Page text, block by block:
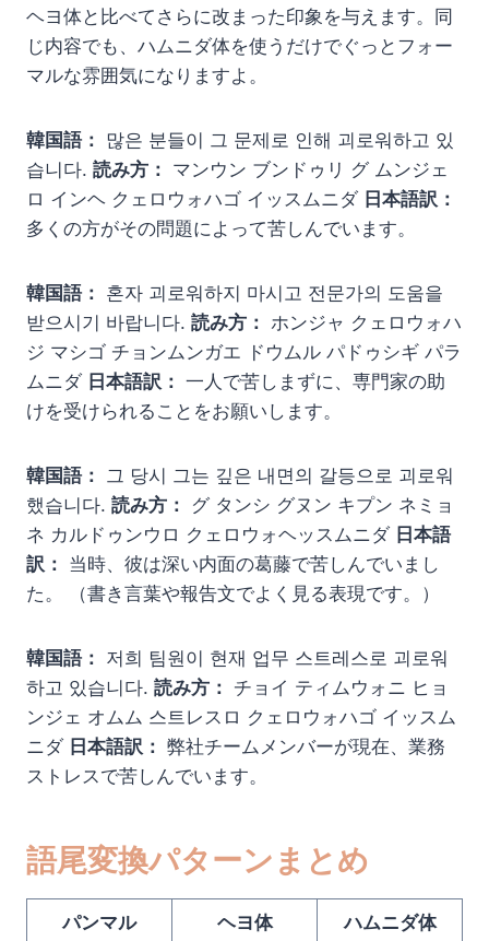
ヘヨ体と比べてさらに改まった印象を与えます。同
じ内容でも、ハムニダ体を使うだけでぐっとフォー
マルな雰囲気になりますよ。
韓国語： 많은 분들이 그 문제로 인해 괴로워하고 있
습니다. 読み方： マンウン ブンドゥリ グ ムンジェ
ロ インヘ クェロウォハゴ イッスムニダ 日本語訳：
多くの方がその問題によって苦しんでいます。
韓国語： 혼자 괴로워하지 마시고 전문가의 도움을
받으시기 바랍니다. 読み方： ホンジャ クェロウォハ
ジ マシゴ チョンムンガエ ドウムル パドゥシギ パラ
ムニダ 日本語訳： 一人で苦しまずに、専門家の助
けを受けられることをお願いします。
韓国語： 그 당시 그는 깊은 내면의 갈등으로 괴로워
했습니다. 読み方：
グ タンシ グヌン キプン ネミョ
ネ カルドゥンウロ クェロウォヘッスムニダ 日本語
訳： 当時、彼は深い内面の葛藤で苦しんでいまし
た。 （書き言葉や報告文でよく見る表現です。）
韓国語： 저희 팀원이 현재 업무 스트레스로 괴로워
하고 있습니다. 読み方： チョイ ティムウォニ ヒョ
ンジェ オムム 스트レスロ クェロウォハゴ イッスム
ニダ 日本語訳： 弊社チームメンバーが現在、業務
ストレスで苦しんでいます。
語尾変換パターンまとめ
パンマル ヘヨ体 ハムニダ体